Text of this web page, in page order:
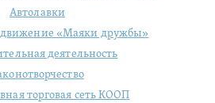
Автолавки
движение «Маяки дружбы»
деятельность
торговая сеть КООП